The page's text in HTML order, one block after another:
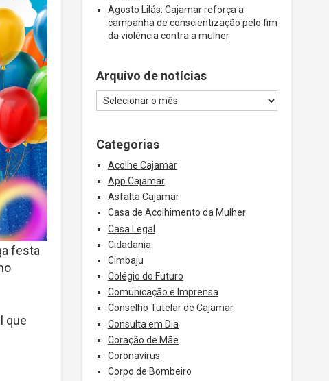
festa
que
Agosto Lilás: Cajamar reforça a
campanha de conscientização pelo fim
da violência contra a mulher
Arquivo de notícias
Categorias
Acolhe Cajamar
App Cajamar
Asfalta Cajamar
Casa de Acolhimento da Mulher
Casa Legal
Cidadania
Cimbaju
Colégio do Futuro
Comunicação e Imprensa
Conselho Tutelar de Cajamar
Consulta em Dia
Coração de Mãe
Coronavírus
Corpo de Bombeiro